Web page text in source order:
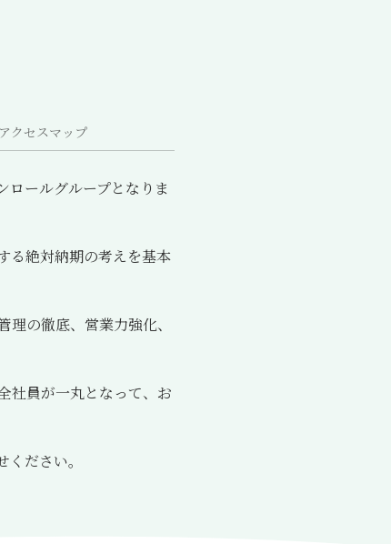
アクセスマップ
ロールグループとなりま
る絶対納期の考えを基本
の徹底、営業力強化、
社員が一丸となって、お
ださい。